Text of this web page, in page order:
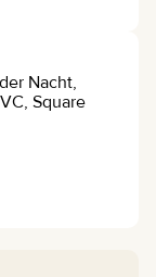
Nacht,
Square